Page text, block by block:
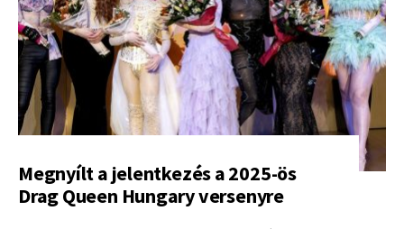
Megnyílt a jelentkezés a 2025-ös
Drag Queen Hungary versenyre